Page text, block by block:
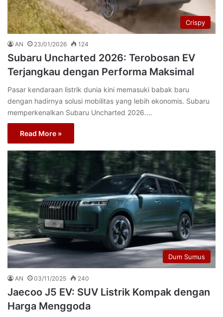
Crispy
AN 23/01/2026 124
Subaru Uncharted 2026: Terobosan EV
Terjangkau dengan Performa Maksimal
Pasar kendaraan listrik dunia kini memasuki babak baru
dengan hadirnya solusi mobilitas yang lebih ekonomis. Subaru
memperkenalkan Subaru Uncharted 2026.…
Read More »
Dum Sumus
AN 03/11/2025 240
Jaecoo J5 EV: SUV Listrik Kompak dengan
Harga Menggoda